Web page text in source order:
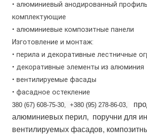
• алюминиевый анодированный
комплектующие
• алюминиевые композитные панели
Изготовление и монтаж:
• перила и декоративные лестничные
• декоративные элементы из алюминия
• вентилируемые фасады
• фасадное остекление
380 (67) 608-75-30, +380 (95) 278-86-03,
алюминиевых перил, поручни для
вентилируемых фасадов,